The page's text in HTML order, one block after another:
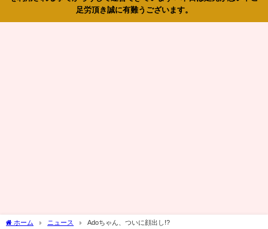
足労頂き誠に有難うございます。
ホーム ニュース Adoちゃん、ついに顔出し!?